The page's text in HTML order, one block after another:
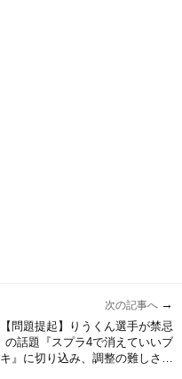
次の記事へ →
【問題提起】りうくん選手が禁忌
の話題『スプラ4で消えていいブ
キ』に切り込み、調整の難しさな